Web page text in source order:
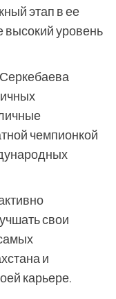
этап в ее
высокий уровень
чемпионкой
свои
и
карьере.